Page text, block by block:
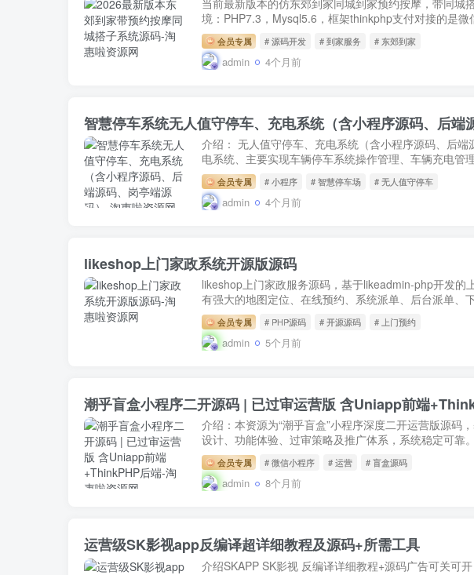
境：PHP7.3，Mysql5.6，框架thinkphp支付对接的是
会员专属 # 源码开发 # 到家服务 # 东郊到家
admin 4个月前
智慧停车系统无人值守停车、充电系统（含小程序源码、后端
介绍： 无人值守停车、充电系统（含小程序源码、后
电系统、主要实现车辆停车系统操作管理、车辆充电管
会员专属 # 小程序 # 智慧停车场 # 无人值守停车
admin 4个月前
likeshop上门家政系统开源版源码
likeshop上门家政服务源码，基于likeadmin-php开发的
有强大的地图定位、在线预约、系统派单、后台派单、
会员专属 # PHP源码 # 开源源码 # 上门预约
admin 5个月前
潮乎盲盒小程序二开源码 | 已过审运营版 含Uniapp前端
介绍：本资源为“潮乎盲盒”小程序深度二开运营版源码
设计、功能体验、过审策略及推广体系，系统稳定可靠
会员专属 # 微信小程序 # 运营 # 盲盒源码
admin 8个月前
运营级SK影视app反编译超详细教程及源码+所需工具
介绍SKAPP SK影视 反编译详细教程+源码广告可关可